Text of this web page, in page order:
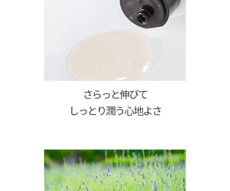
さらっと伸びて
しっとり潤う心地よさ